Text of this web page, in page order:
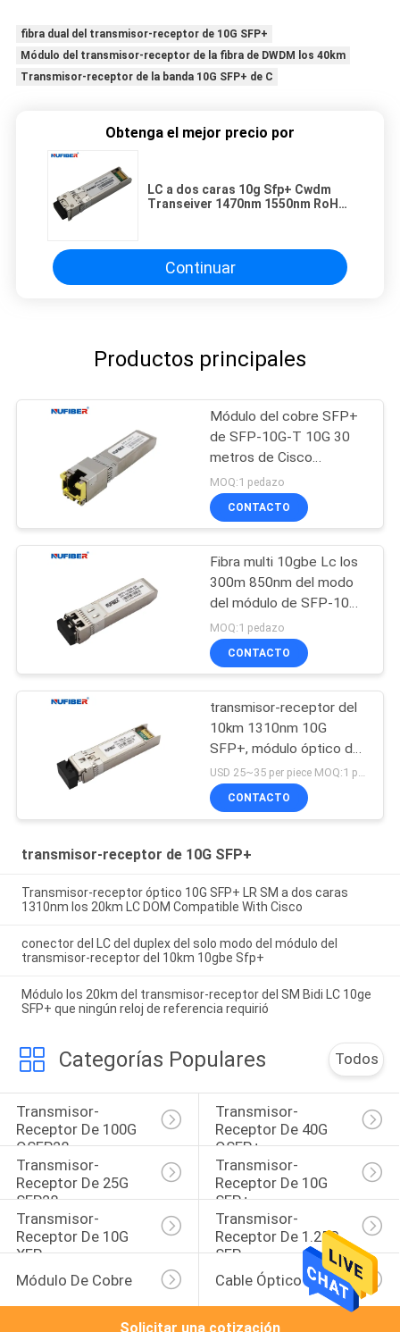
fibra dual del transmisor-receptor de 10G SFP+
Módulo del transmisor-receptor de la fibra de DWDM los 40km
Transmisor-receptor de la banda 10G SFP+ de C
Obtenga el mejor precio por
LC a dos caras 10g Sfp+ Cwdm
Transeiver 1470nm 1550nm RoHS
Continuar
Productos principales
Módulo del cobre SFP+
de SFP-10G-T 10G 30
metros de Cisco
compatible
MOQ:1 pedazo
CONTACTO
Fibra multi 10gbe Lc los
300m 850nm del modo
del módulo de SFP-10G-
SR Sfp+
MOQ:1 pedazo
CONTACTO
transmisor-receptor del
10km 1310nm 10G
SFP+, módulo óptico del
transmisor-receptor del
LC DDM
USD 25~35 per piece MOQ:1 pedazo
CONTACTO
transmisor-receptor de 10G SFP+
Transmisor-receptor óptico 10G SFP+ LR SM a dos caras
1310nm los 20km LC DOM Compatible With Cisco
conector del LC del duplex del solo modo del módulo del
transmisor-receptor del 10km 10gbe Sfp+
Módulo los 20km del transmisor-receptor del SM Bidi LC 10ge
SFP+ que ningún reloj de referencia requirió
Categorías Populares Todos
Transmisor-
Receptor De 100G
QSFP28
Transmisor-
Receptor De 40G
QSFP+
Transmisor-
Receptor De 25G
SFP28
Transmisor-
Receptor De 10G
SFP+
Transmisor-
Receptor De 10G
XFP
Transmisor-
Receptor De 1.25G
SFP
Módulo De Cobre
Cable Óptico Activo
Solicitar una cotización